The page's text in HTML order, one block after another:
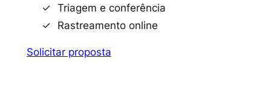
Triagem e conferência
Rastreamento online
Solicitar proposta